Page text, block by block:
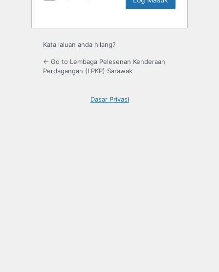
Kata laluan anda hilang?
← Go to Lembaga Pelesenan Kenderaan
Perdagangan (LPKP) Sarawak
Dasar Privasi